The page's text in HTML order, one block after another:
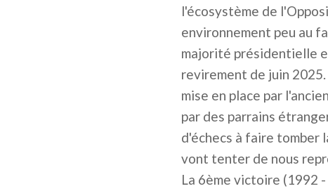
l'écosystème de
environnement peu au
majorité présidentielle
revirement de juin
mise en place par
par des parrains
d'échecs à faire tomber
vont tenter de nous
La 6ème victoire (1992